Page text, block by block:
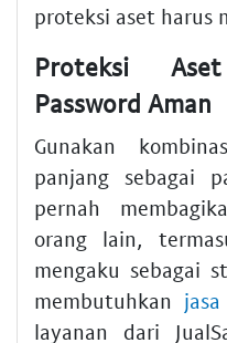
proteksi aset harus
Proteksi
Password Aman
Gunakan
panjang sebagai
pernah
orang lain,
mengaku sebagai
membutuhkan
layanan dari